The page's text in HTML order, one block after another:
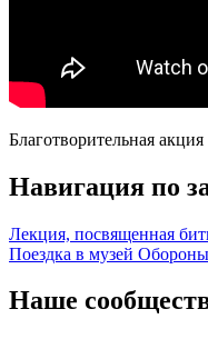
Благотворительная
Навигация по
Лекция, посвященная
Поездка в музей
Наше